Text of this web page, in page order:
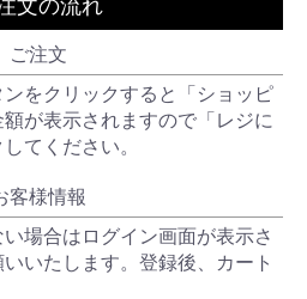
ご注文
ンをクリックすると「ショッピ
が表示されますので「レジに
てください。
客様情報
場合はログイン画面が表示さ
いたします。登録後、カート